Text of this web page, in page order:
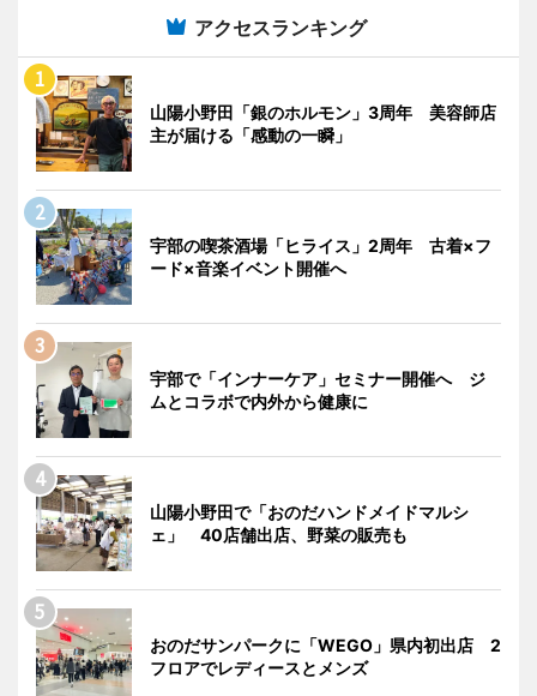
アクセスランキング
山陽小野田「銀のホルモン」3周年 美容師店
主が届ける「感動の一瞬」
宇部の喫茶酒場「ヒライス」2周年 古着×フ
ード×音楽イベント開催へ
宇部で「インナーケア」セミナー開催へ ジ
ムとコラボで内外から健康に
山陽小野田で「おのだハンドメイドマルシ
ェ」 40店舗出店、野菜の販売も
おのだサンパークに「WEGO」県内初出店 2
フロアでレディースとメンズ